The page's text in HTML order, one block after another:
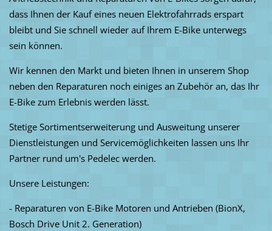
dass Ihnen der Kauf eines neuen Elektrofahrrads erspart
bleibt und Sie schnell wieder auf Ihrem E-Bike unterwegs
sein können.
Wir kennen den Markt und bieten Ihnen in unserem Shop
neben den Reparaturen noch einiges an Zubehör an, das Ihr
E-Bike zum Erlebnis werden lässt.
Stetige Sortimentserweiterung und Ausweitung unserer
Dienstleistungen und Servicemöglichkeiten lassen uns Ihr
Partner rund um's Pedelec werden.
Unsere Leistungen:
- Reparaturen von E-Bike Motoren und Antrieben (BionX,
Bosch Drive Unit 2. Generation)